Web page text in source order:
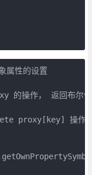
性的设置
操作， 返回布尔值
proxy[key] 操作，